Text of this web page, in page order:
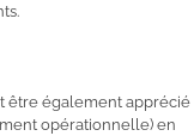
être également apprécié
opérationnelle) en